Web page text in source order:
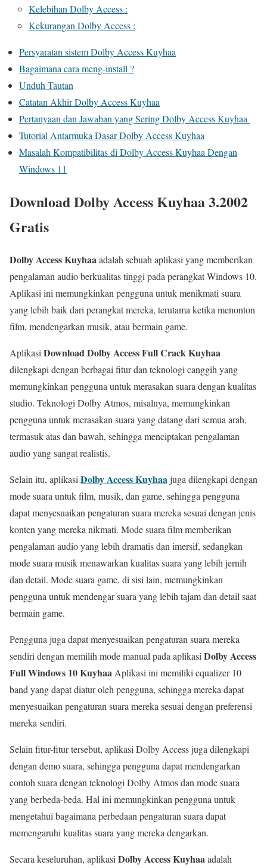
Kelebihan Dolby Access :
Kekurangan Dolby Access :
Persyaratan sistem Dolby Access Kuyhaa
Bagaimana cara meng-install ?
Unduh Tautan
Catatan Akhir Dolby Access Kuyhaa
Pertanyaan dan Jawaban yang Sering Dolby Access Kuyhaa
Tutorial Antarmuka Dasar Dolby Access Kuyhaa
Masalah Kompatibilitas di Dolby Access Kuyhaa Dengan
Windows 11
Download Dolby Access Kuyhaa 3.2002
Gratis
Dolby Access Kuyhaaadalah sebuah aplikasi yang memberikan
pengalaman audio berkualitas tinggi pada perangkat Windows 10.
Aplikasi ini memungkinkan pengguna untuk menikmati suara
yang lebih baik dari perangkat mereka, terutama ketika menonton
film, mendengarkan musik, atau bermain game.
Aplikasi Download Dolby Access Full Crack Kuyhaa
dilengkapi dengan berbagai fitur dan teknologi canggih yang
memungkinkan pengguna untuk merasakan suara dengan kualitas
studio. Teknologi Dolby Atmos, misalnya, memungkinkan
pengguna untuk merasakan suara yang datang dari semua arah,
termasuk atas dan bawah, sehingga menciptakan pengalaman
audio yang sangat realistis.
Selain itu, aplikasi Dolby Access Kuyhaajuga dilengkapi dengan
mode suara untuk film, musik, dan game, sehingga pengguna
dapat menyesuaikan pengaturan suara mereka sesuai dengan jenis
konten yang mereka nikmati. Mode suara film memberikan
pengalaman audio yang lebih dramatis dan imersif, sedangkan
mode suara musik menawarkan kualitas suara yang lebih jernih
dan detail. Mode suara game, di sisi lain, memungkinkan
pengguna untuk mendengar suara yang lebih tajam dan detail saat
bermain game.
Pengguna juga dapat menyesuaikan pengaturan suara mereka
sendiri dengan memilih mode manual pada aplikasi Dolby Access
Full Windows 10 Kuyhaa Aplikasi ini memiliki equalizer 10
band yang dapat diatur oleh pengguna, sehingga mereka dapat
menyesuaikan pengaturan suara mereka sesuai dengan preferensi
mereka sendiri.
Selain fitur-fitur tersebut, aplikasi Dolby Access juga dilengkapi
dengan demo suara, sehingga pengguna dapat mendengarkan
contoh suara dengan teknologi Dolby Atmos dan mode suara
yang berbeda-beda. Hal ini memungkinkan pengguna untuk
mengetahui bagaimana perbedaan pengaturan suara dapat
memengaruhi kualitas suara yang mereka dengarkan.
Secara keseluruhan, aplikasi Dolby Access Kuyhaaadalah